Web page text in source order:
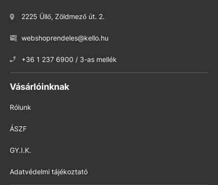
2225 Üllő, Zöldmező út. 2.
webshoprendeles@kello.hu
+36 1 237 6900 / 3-as mellék
Vásárlóinknak
Rólunk
ÁSZF
GY.I.K.
Adatvédelmi tájékoztató